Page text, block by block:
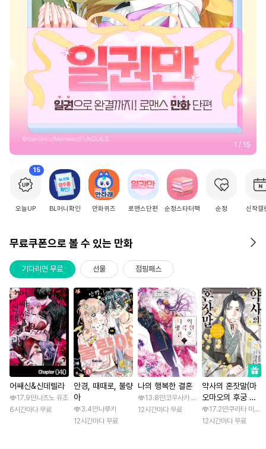
2 / 15
15
오늘UP BL머니확인 만화퀴즈 로맨스단편 순정스타터팩 순정 신작캘
무료쿠폰으로 볼 수 있는 만화
기다리면 무료 선물 점핑패스
어쌔신&신데렐라
17.9만나츠노 유조
6시간마다 무료
안경, 때때로, 불량
아
3.4만나루키
12시간마다 무료
나의 행복한 결혼
13.8만코우사카 리토 / 아기토기 아쿠미
12시간마다 무료
약사의 혼잣말(마
오마오의 후궁 수
수께끼 풀이수첩)
17.2만쿠라타 미노
12시간마다 무료